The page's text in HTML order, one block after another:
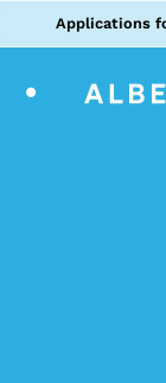
Applications